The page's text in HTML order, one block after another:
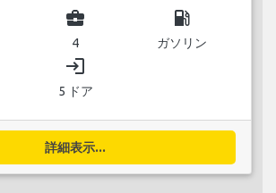
business_center
4
local_gas_station
ガソリン
login
5 ドア
詳細表示...